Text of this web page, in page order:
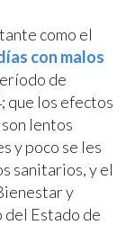
como el
con malos
de
que los efectos
lentos
y poco se les
sanitarios, y el
y
Estado de